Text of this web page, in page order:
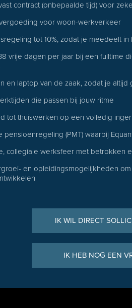
contract (onbepaalde tijd) voor
voor woon-werkverkeer
tot 10%, zodat je meedeelt
vrije dagen per jaar bij een fulltime
en laptop van de zaak, zodat je
die passen bij jouw ritme
tot thuiswerken op een volledig
pensioenregeling (PMT) waarbij
collegiale werksfeer met betrokken
en opleidingsmogelijkheden
IK WIL DIRECT
IK HEB NOG EEN